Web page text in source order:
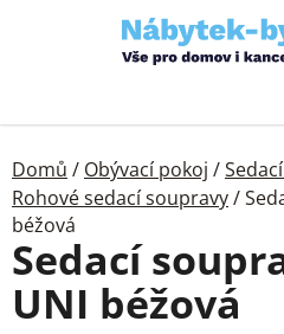
Domů / Obývací pokoj /
Rohové sedací soupravy/
béžová
Sedací
UNI béžová